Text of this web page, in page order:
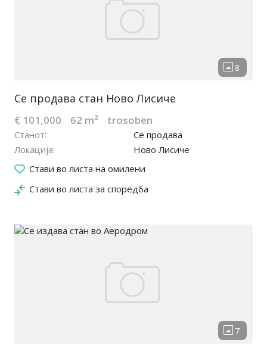
Се продава стан Ново Лисиче
€ 101,000 62 m² trosoben
Станот
Се продава
Локација
Ново Лисиче
Стави во листа на омилени
Стави во листа за споредба
24.03.2026